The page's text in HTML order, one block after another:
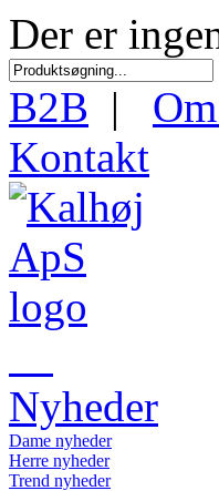
Der er
B2B |
Kontakt
Nyheder
Dame nyheder
Herre nyheder
Trend nyheder